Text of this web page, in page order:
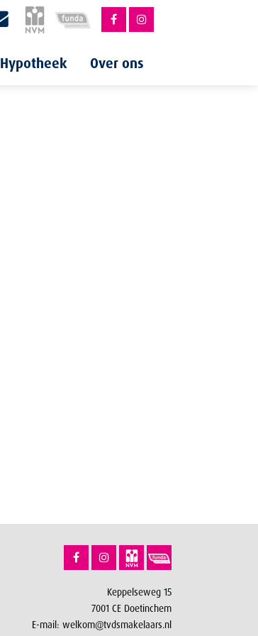
Hypotheek Over ons
Keppelseweg 15
7001 CE Doetinchem
E-mail: welkom@tvdsmakelaars.nl